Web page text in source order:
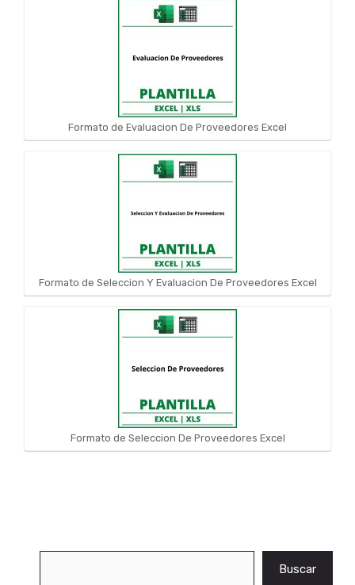
Formato de Evaluacion De Proveedores Excel
Formato de Seleccion Y Evaluacion De Proveedores Excel
Formato de Seleccion De Proveedores Excel
Buscar